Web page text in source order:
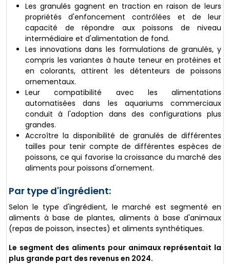
Les granulés gagnent en traction en raison de leurs
propriétés d'enfoncement contrôlées et de leur
capacité de répondre aux poissons de niveau
intermédiaire et d'alimentation de fond.
Les innovations dans les formulations de granulés, y
compris les variantes à haute teneur en protéines et
en colorants, attirent les détenteurs de poissons
ornementaux.
Leur compatibilité avec les alimentations
automatisées dans les aquariums commerciaux
conduit à l'adoption dans des configurations plus
grandes.
Accroître la disponibilité de granulés de différentes
tailles pour tenir compte de différentes espèces de
poissons, ce qui favorise la croissance du marché des
aliments pour poissons d'ornement.
Par type d'ingrédient:
Selon le type d'ingrédient, le marché est segmenté en
aliments à base de plantes, aliments à base d'animaux
(repas de poisson, insectes) et aliments synthétiques.
Le segment des aliments pour animaux représentait la
plus grande part des revenus en 2024.